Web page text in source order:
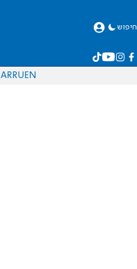
חיפוש
EN
RU
AR